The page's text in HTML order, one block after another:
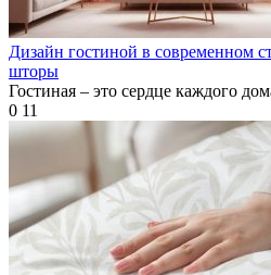
Дизайн гостиной в современном
шторы
Гостиная – это сердце каждого
0 11